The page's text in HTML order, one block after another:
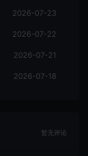
2026-07-23
2026-07-22
2026-07-21
2026-07-18
暂无评论